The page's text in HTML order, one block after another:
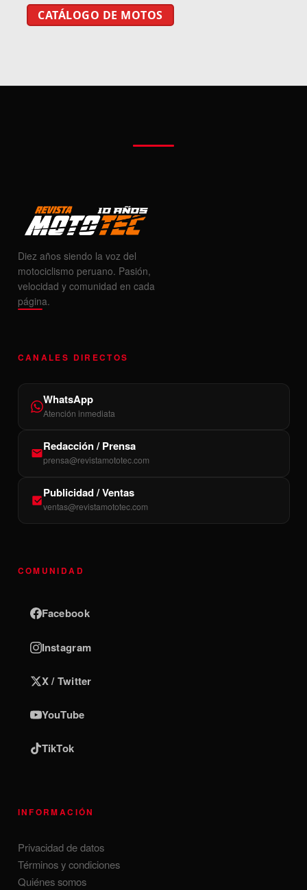
CATÁLOGO DE MOTOS
Diez años siendo la voz del
motociclismo peruano. Pasión,
velocidad y comunidad en cada
página.
CANALES DIRECTOS
WhatsApp
Atención inmediata
Redacción / Prensa
prensa@revistamototec.com
Publicidad / Ventas
ventas@revistamototec.com
COMUNIDAD
Facebook
Instagram
X / Twitter
YouTube
TikTok
INFORMACIÓN
Privacidad de datos
Términos y condiciones
Quiénes somos